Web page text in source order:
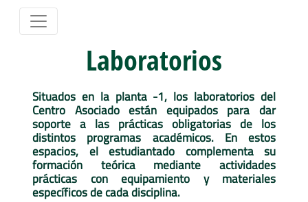
Laboratorios
Situados en la planta -1, los laboratorios del
Centro Asociado están equipados para dar
soporte a las prácticas obligatorias de los
distintos programas académicos. En estos
espacios, el estudiantado complementa su
formación teórica mediante actividades
prácticas con equipamiento y materiales
específicos de cada disciplina.